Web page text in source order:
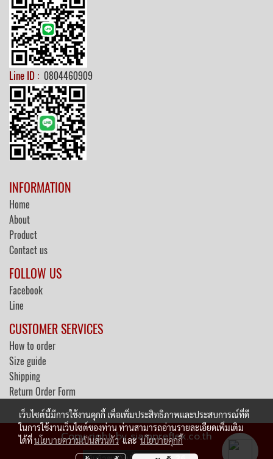
Line ID : 0804460909
INFORMATION
Home
About
Product
Contact us
FOLLOW US
Facebook
Line
CUSTOMER SERVICES
How to order
Size guide
Shipping
Return Order Form
Copy right by siampreflex.co.th
เว็บไซต์นี้มีการใช้งานคุกกี้ เพื่อเพิ่มประสิทธิภาพและประสบการณ์ที่ดี
ในการใช้งานเว็บไซต์ของท่าน ท่านสามารถอ่านรายละเอียดเพิ่มเติม
ได้ที่นโยบายความเป็นส่วนตัวและนโยบายคุกกี้